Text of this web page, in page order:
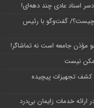
اسناد عادی چند‌ دهه‌ای!
چیست؟/ گفت‌وگو با رئیس
مؤذن جامعه است نه تماشاگر!
نیست
کشف تجهیزات پیچیده